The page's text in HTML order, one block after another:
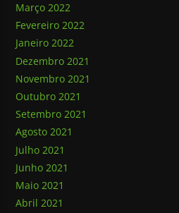
Março 2022
Fevereiro 2022
Janeiro 2022
Dezembro 2021
Novembro 2021
Outubro 2021
Setembro 2021
Agosto 2021
Julho 2021
Junho 2021
Maio 2021
Abril 2021